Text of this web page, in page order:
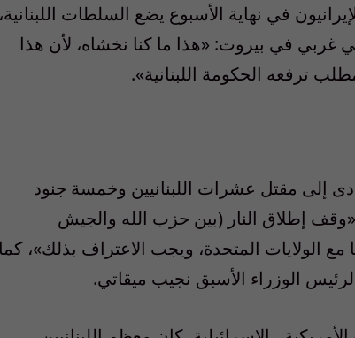
في نهاية الأسبوع يضع السلطات اللبنانية،
في بيروت: «هذا ما كنا نخشاه، لأن هذا
ترفعه الحكومة اللبنانية».
إلى مقتل عشرات اللبنانيين وخمسة جنود
إطلاق النار (بين حزب الله والجيش
الولايات المتحدة، ويجب الاعتراف بذلك»، كما
الوزراء الأسبق نجيب ميقاتي.